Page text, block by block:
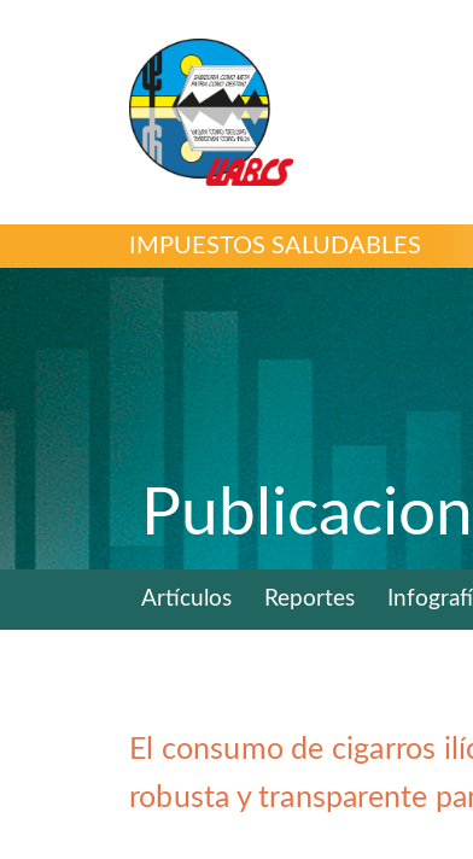
IMPUESTOS SALUDABLES
Artículos Reportes
El consumo de cigarros
robusta y transparente